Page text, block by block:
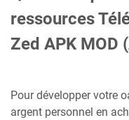
ressources
Zed APK MOD
Pour développer votre
argent personnel en